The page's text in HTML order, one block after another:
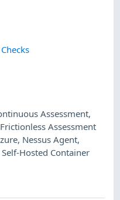
Assessment,
Frictionless Assessment
, Nessus Agent,
Self-Hosted Container